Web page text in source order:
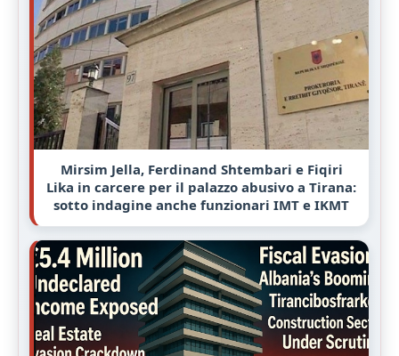
Mirsim Jella, Ferdinand Shtembari e Fiqiri
Lika in carcere per il palazzo abusivo a Tirana:
sotto indagine anche funzionari IMT e IKMT